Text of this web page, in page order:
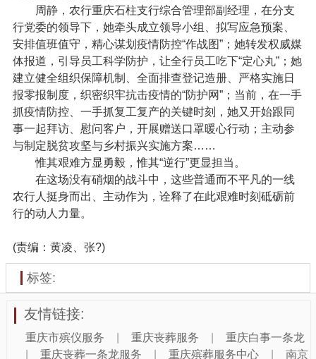
周静，农行重庆石柱支行综合管理部副经理，在分支
行党委的领导下，她牵头成立领导小组、拟写应急预案、
安排值班值守，精心谋划疫情防控“作战图”；她转发权威媒
体报道，引导员工科学防护，让全行员工吃下“定心丸”；她
建立健全组织保障机制、全面排查登记造册、严格实施日
报零报制度，织密织牢抗击疫情的“防护网”；当前，在一手
抓疫情防控、一手抓复工复产的关键时刻，她又开始跟同
事一起拜访、慰问客户，开展赠送口罩暖心行动；主动参
与制定脱贫攻坚与乡村振兴实施方案……
惟其艰难方显勇毅，惟其“逆行”更显担当。
在这场没有硝烟的战斗中，这些普通而不平凡的一线
农行人挺身而出、主动作为，诠释了在此艰难时刻砥砺前
行的动人力量。
(责编：黄凌、张?)
标签:
友情链接:
重庆市殡仪服务 重庆丧葬服务
重庆白事一条龙
重庆丧葬一条龙服务 重庆殡葬服务中心 南京